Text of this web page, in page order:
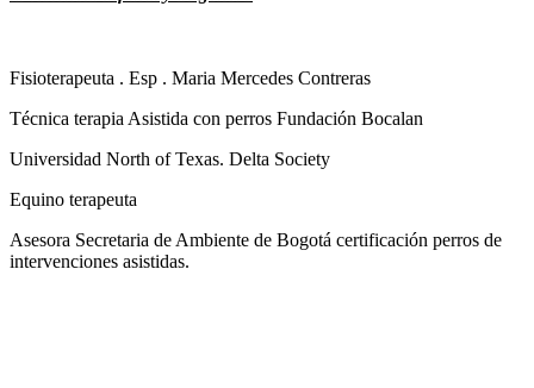
Fisioterapeuta . Esp . Maria Mercedes Contreras
Técnica terapia Asistida con perros Fundación Bocalan
Universidad North of Texas. Delta Society
Equino terapeuta
Asesora Secretaria de Ambiente de Bogotá certificación perros de
intervenciones asistidas.